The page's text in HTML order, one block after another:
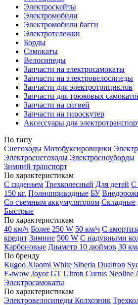
Электроскейты
Электромобили
Электромобили багги
Электротележки
Борды
Самокаты
Велосипеды
Запчасти на электросамокаты
Запчасти на электровелосипеды
Запчасти для электротрициклов
Запчасти для трюковых
Запчасти на сигвей
Запчасти на гироскутер
Аксессуары для
По типу
Снегоходы Мотобуксировщики
Электроснегоходы Электросноуборды
Зимний транспорт
По характеристикам
С сиденьем Трехколесный Для детей С
150 кг. Полноприводные БУ
Со съемным аккумулятором Складные
Быстрые
По характеристикам
40 км/ч Более 250 W 50 км/ч С
кредит Зимние 500 W С надувными
Карбоновые Диаметр 10 дюймов 30
По бренду
Kugoo Xiaomi White Siberia Dualtron
E-twow Joyor GT Ultron Currus Neoline
Электросамокаты
По характеристикам
Электровелосипеды Колхозник